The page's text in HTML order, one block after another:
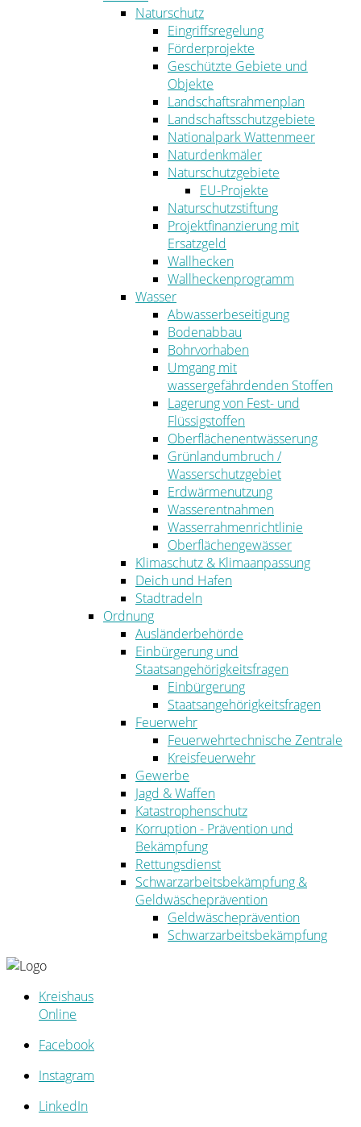
Naturschutz
Eingriffsregelung
Förderprojekte
Geschützte Gebiete und
Objekte
Landschaftsrahmenplan
Landschaftsschutzgebiete
Nationalpark Wattenmeer
Naturdenkmäler
Naturschutzgebiete
EU-Projekte
Naturschutzstiftung
Projektfinanzierung mit
Ersatzgeld
Wallhecken
Wallheckenprogramm
Wasser
Abwasserbeseitigung
Bodenabbau
Bohrvorhaben
Umgang mit
wassergefährdenden Stoffen
Lagerung von Fest- und
Flüssigstoffen
Oberflächenentwässerung
Grünlandumbruch /
Wasserschutzgebiet
Erdwärmenutzung
Wasserentnahmen
Wasserrahmenrichtlinie
Oberflächengewässer
Klimaschutz & Klimaanpassung
Deich und Hafen
Stadtradeln
Ordnung
Ausländerbehörde
Einbürgerung und
Staatsangehörigkeitsfragen
Einbürgerung
Staatsangehörigkeitsfragen
Feuerwehr
Feuerwehrtechnische Zentrale
Kreisfeuerwehr
Gewerbe
Jagd & Waffen
Katastrophenschutz
Korruption - Prävention und
Bekämpfung
Rettungsdienst
Schwarzarbeitsbekämpfung &
Geldwäscheprävention
Geldwäscheprävention
Schwarzarbeitsbekämpfung
Kreishaus
Online
Facebook
Instagram
LinkedIn